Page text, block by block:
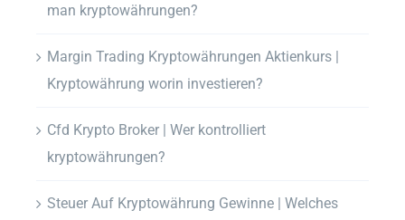
man kryptowährungen?
Margin Trading Kryptowährungen Aktienkurs |
Kryptowährung worin investieren?
Cfd Krypto Broker | Wer kontrolliert
kryptowährungen?
Steuer Auf Kryptowährung Gewinne | Welches